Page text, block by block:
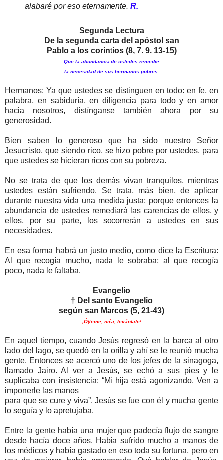
alabaré por eso eternamente. R.
Segunda Lectura
De la segunda carta del apóstol san
Pablo a los corintios (8, 7. 9. 13-15)
Que la abundancia de ustedes remedie
la necesidad de sus hermanos pobres.
Hermanos: Ya que ustedes se distinguen en todo: en fe, en
palabra, en sabiduría, en diligencia para todo y en amor
hacia nosotros, distínganse también ahora por su
generosidad.
Bien saben lo generoso que ha sido nuestro Señor
Jesucristo, que siendo rico, se hizo pobre por ustedes, para
que ustedes se hicieran ricos con su pobreza.
No se trata de que los demás vivan tranquilos, mientras
ustedes están sufriendo. Se trata, más bien, de aplicar
durante nuestra vida una medida justa; porque entonces la
abundancia de ustedes remediará las carencias de ellos, y
ellos, por su parte, los socorrerán a ustedes en sus
necesidades.
En esa forma habrá un justo medio, como dice la Escritura:
Al que recogía mucho, nada le sobraba; al que recogía
poco, nada le faltaba.
Evangelio
† Del santo Evangelio
según san Marcos (5, 21-43)
¡Óyeme, niña, levántate!
En aquel tiempo, cuando Jesús regresó en la barca al otro
lado del lago, se quedó en la orilla y ahí se le reunió mucha
gente. Entonces se acercó uno de los jefes de la sinagoga,
llamado Jairo. Al ver a Jesús, se echó a sus pies y le
suplicaba con insistencia: “Mi hija está agonizando. Ven a
imponerle las manos
para que se cure y viva”. Jesús se fue con él y mucha gente
lo seguía y lo apretujaba.
Entre la gente había una mujer que padecía flujo de sangre
desde hacía doce años. Había sufrido mucho a manos de
los médicos y había gastado en eso toda su fortuna, pero en